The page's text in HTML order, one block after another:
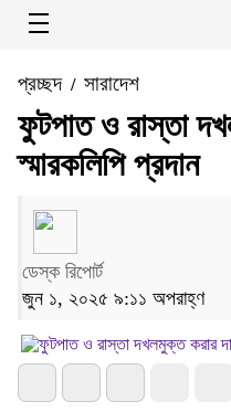
প্রচ্ছদ/ সারাদেশ
ফুটপাত ও রাস্তা
স্মারকলিপি প্রদান
ডেস্ক রিপোর্ট
জুন ১, ২০২৫ ৯:১১ অপরাহ্ণ